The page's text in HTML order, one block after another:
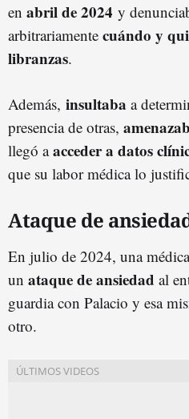
en abril de 2024 y
arbitrariamente cuándo y
libranzas.
Además, insultaba a
presencia de otras,
llegó aacceder a datos
que su labor médica lo
Ataque de
En julio de 2024, una
un ataque de ansiedad al
guardia con Palacio y esa
otro.